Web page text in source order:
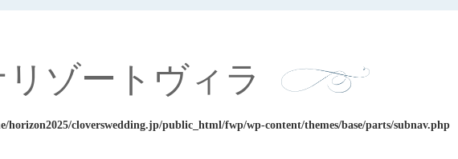
ゾートヴィラ
horizon2025/cloverswedding.jp/public_html/fwp/wp-content/themes/base/parts/subnav.php